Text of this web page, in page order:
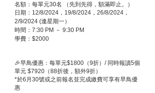
名額：每單元30名 （先到先得，額滿即止。）
日期：12/8/2024，19/8/2024，26/8/2024，
2/9/2024 (逢星期一）
時間：7:30 PM － 9:30 PM
學費：$2000
🎉早鳥優惠：每單元$1800（9折）/ 同時報讀5個
單元 $7920（88折後，額外9折）
*於6月30號或之前報名並完成繳費可享有早鳥優
惠